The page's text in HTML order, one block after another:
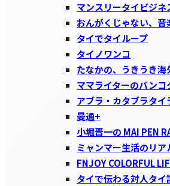
マンスリータイビジネ
おんがくじゃない、音
タイでタイループ
タイノワンコ
たなかの、うきうき海
ママライターのバンコ
アブラ・カタブラタイ
曼通+
小堀晋一の MAI PEN
ミャンマー生活のリア
FNJOY COLORFUL
タイで伝わる対人タイ